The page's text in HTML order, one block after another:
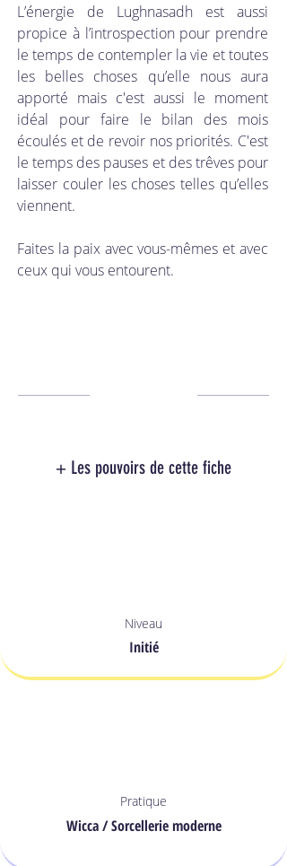
L’énergie de Lughnasadh est aussi
propice à l’introspection pour prendre
le temps de contempler la vie et toutes
les belles choses qu’elle nous aura
apporté mais c'est aussi le moment
idéal pour faire le bilan des mois
écoulés et de revoir nos priorités. C'est
le temps des pauses et des trêves pour
laisser couler les choses telles qu’elles
viennent.
Faites la paix avec vous-mêmes et avec
ceux qui vous entourent.
+ Les pouvoirs de cette fiche
Niveau
Initié
Pratique
Wicca / Sorcellerie moderne